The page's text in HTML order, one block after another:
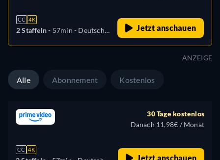
CC 4K
2 Staffeln - 57min - Deutsch,
Portugiesisch, Türkisch
Jetzt anschauen
ANZEIGE
Alle Abonnement Kostenlos
CC 4K
30 Tage kostenlos
Danach 11,98€ / Monat
Jetzt anschauen